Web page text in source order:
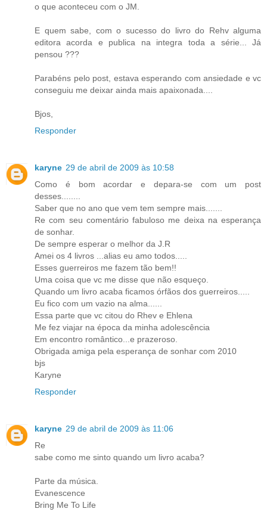
o que aconteceu com o JM.
E quem sabe, com o sucesso do livro do Rehv alguma
editora acorda e publica na integra toda a série... Já
pensou ???
Parabéns pelo post, estava esperando com ansiedade e vc
conseguiu me deixar ainda mais apaixonada....
Bjos,
Responder
karyne 29 de abril de 2009 às 10:58
Como é bom acordar e depara-se com um post
desses........
Saber que no ano que vem tem sempre mais.......
Re com seu comentário fabuloso me deixa na esperança
de sonhar.
De sempre esperar o melhor da J.R
Amei os 4 livros ...alias eu amo todos.....
Esses guerreiros me fazem tão bem!!
Uma coisa que vc me disse que não esqueço.
Quando um livro acaba ficamos órfãos dos guerreiros.....
Eu fico com um vazio na alma......
Essa parte que vc citou do Rhev e Ehlena
Me fez viajar na época da minha adolescência
Em encontro romântico...e prazeroso.
Obrigada amiga pela esperança de sonhar com 2010
bjs
Karyne
Responder
karyne 29 de abril de 2009 às 11:06
Re
sabe como me sinto quando um livro acaba?
Parte da música.
Evanescence
Bring Me To Life